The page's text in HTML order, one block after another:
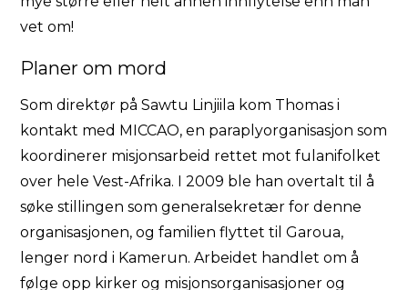
vet om!
Planer om mord
Som direktør på Sawtu Linjiila kom Thomas i
kontakt med MICCAO, en paraplyorganisasjon som
koordinerer misjonsarbeid rettet mot fulanifolket
over hele Vest-Afrika. I 2009 ble han overtalt til å
søke stillingen som generalsekretær for denne
organisasjonen, og familien flyttet til Garoua,
lenger nord i Kamerun. Arbeidet handlet om å
følge opp kirker og misjonsorganisasjoner og